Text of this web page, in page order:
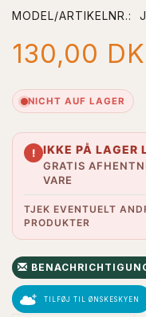
MODEL/ARTIKELNR.:
130,00
NICHT AUF LAGER
! IKKE PÅ LAGER
GRATIS
VARE
TJEK EVENTUELT
PRODUKTER
TILFØJ TIL ØNSKESKYEN